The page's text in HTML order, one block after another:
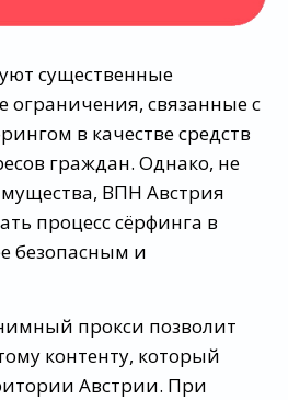
существенные
ограничения, связанные с
в качестве средств
граждан. Однако, не
ВПН Австрия
процесс сёрфинга в
безопасным и
прокси позволит
контенту, который
Австрии. При